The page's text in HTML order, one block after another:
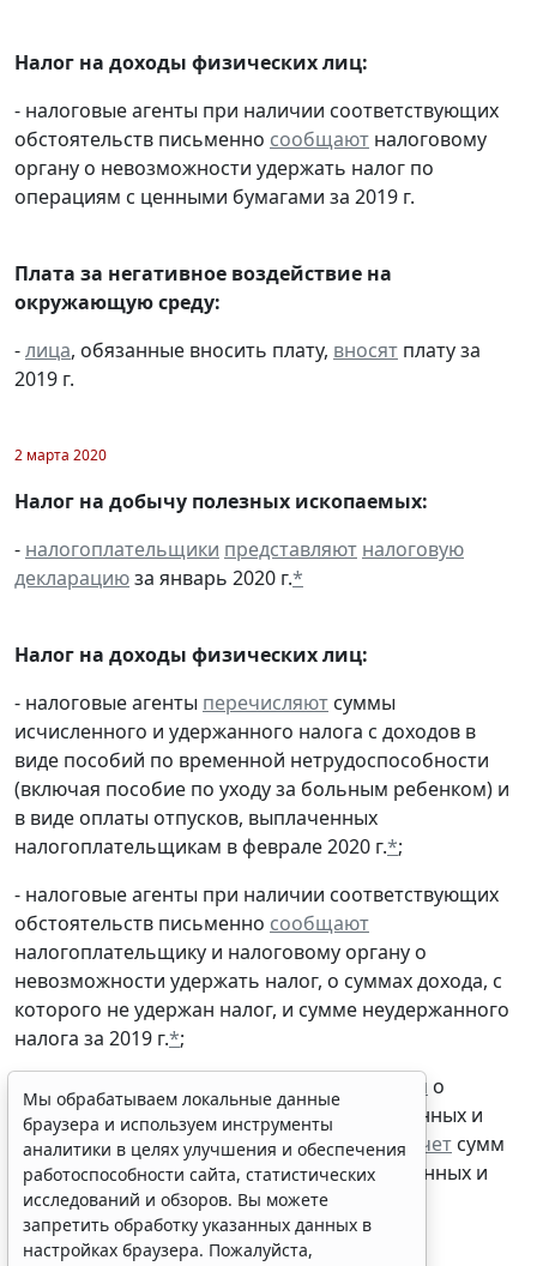
Налог на доходы физических лиц:
- налоговые агенты при наличии соответствующих
обстоятельств письменно сообщают налоговому
органу о невозможности удержать налог по
операциям с ценными бумагами за 2019 г.
Плата за негативное воздействие на
окружающую среду:
-лица, обязанные вносить плату, вносят плату за
2019 г.
2 марта 2020
Налог на добычу полезных ископаемых:
- налогоплательщики представляют налоговую
декларациюза январь 2020 г.*
Налог на доходы физических лиц:
- налоговые агенты перечисляют суммы
исчисленного и удержанного налога с доходов в
виде пособий по временной нетрудоспособности
(включая пособие по уходу за больным ребенком) и
в виде оплаты отпусков, выплаченных
налогоплательщикам в феврале 2020 г.*;
- налоговые агенты при наличии соответствующих
обстоятельств письменно сообщают
налогоплательщику и налоговому органу о
невозможности удержать налог, о суммах дохода, с
которого не удержан налог, и сумме неудержанного
налога за 2019 г.*;
- налоговые агенты
сведения о
доходах физических лиц и суммах начисленных и
удержанных налогов за 2019 г., а такжерасчет сумм
налога на доходы физических лиц, исчисленных и
удержанных налоговым агентом*
Мы обрабатываем локальные данные
браузера и используем инструменты
аналитики в целях улучшения и обеспечения
работоспособности сайта, статистических
запретить обработку указанных данных в
настройках браузера. Пожалуйста,
ознакомьтесь с условиями их обработки.
Принять